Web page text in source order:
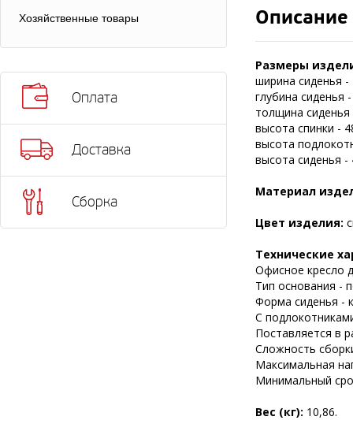
Хозяйственные товары
Оплата
Доставка
Сборка
Описание
Размеры
ширина сиденья -
глубина сиденья
толщина сиденья
высота спинки -
высота
высота сиденья -
Материал
Цвет изделия:
Технические
Офисное кресло
Тип основания -
Форма сиденья -
С
Поставляется в
Сложность
Максимальная
Минимальный
Вес (кг): 10,86.